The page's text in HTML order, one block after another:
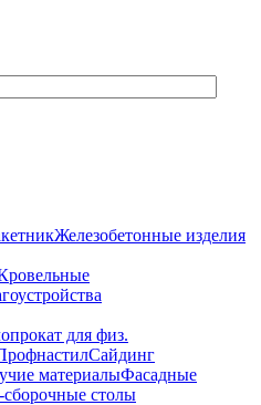
Железобетонные изделия
для физ.
Сайдинг
материалыФасадные
столы